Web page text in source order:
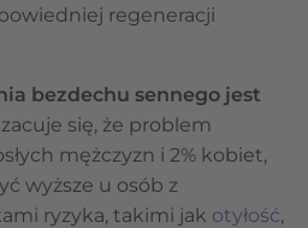
regeneracji
bezdechu sennego jest
się, że problem
mężczyzn i 2% kobiet,
wyższe u osób z
ryzyka, takimi jak otyłość,